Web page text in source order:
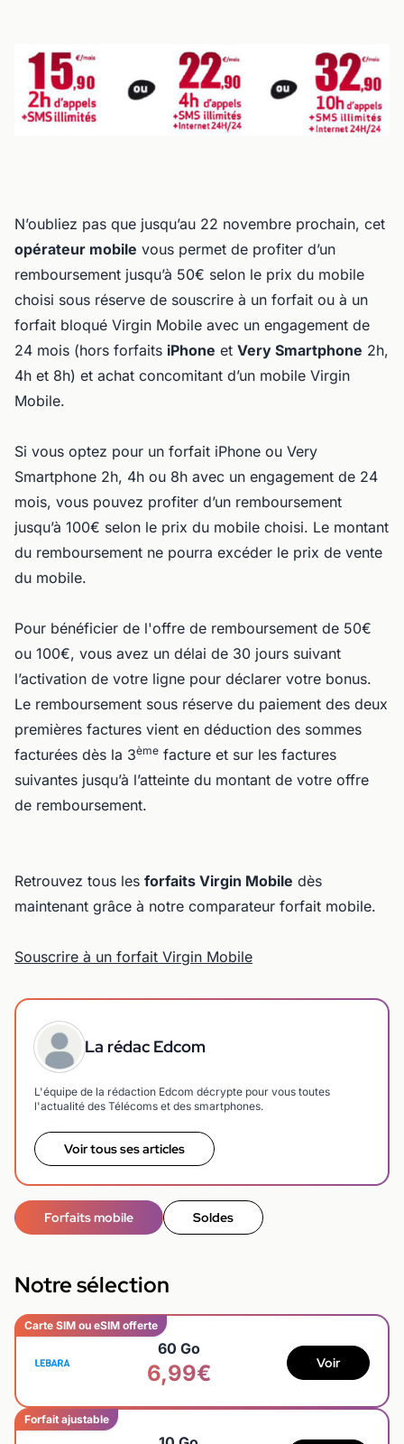
N’oubliez pas que jusqu’au 22 novembre prochain, cet
opérateur mobile vous permet de profiter d’un
remboursement jusqu’à 50€ selon le prix du mobile
choisi sous réserve de souscrire à un forfait ou à un
forfait bloqué Virgin Mobile avec un engagement de
24 mois (hors forfaits iPhone et Very Smartphone 2h,
4h et 8h) et achat concomitant d’un mobile Virgin
Mobile.
Si vous optez pour un forfait iPhone ou Very
Smartphone 2h, 4h ou 8h avec un engagement de 24
mois, vous pouvez profiter d’un remboursement
jusqu’à 100€ selon le prix du mobile choisi. Le montant
du remboursement ne pourra excéder le prix de vente
du mobile.
Pour bénéficier de l'offre de remboursement de 50€
ou 100€, vous avez un délai de 30 jours suivant
l’activation de votre ligne pour déclarer votre bonus.
Le remboursement sous réserve du paiement des deux
premières factures vient en déduction des sommes
facturées dès la 3ème facture et sur les factures
suivantes jusqu’à l’atteinte du montant de votre offre
de remboursement.
Retrouvez tous les forfaits Virgin Mobile dès
maintenant grâce à notre comparateur forfait mobile.
Souscrire à un forfait Virgin Mobile
La rédac Edcom
L'équipe de la rédaction Edcom décrypte pour vous toutes
l'actualité des Télécoms et des smartphones.
Voir tous ses articles
Forfaits mobile Soldes
Notre sélection
Carte SIM ou eSIM offerte
60 Go
6,99€ Voir
Forfait ajustable